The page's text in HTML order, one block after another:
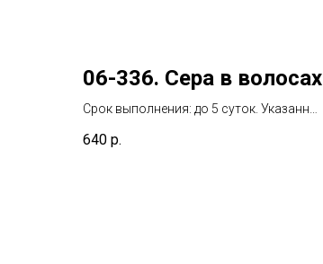
06-336. Сера в волосах
Срок выполнения: до 5 суток. Указанный
биоматериала
640 р.